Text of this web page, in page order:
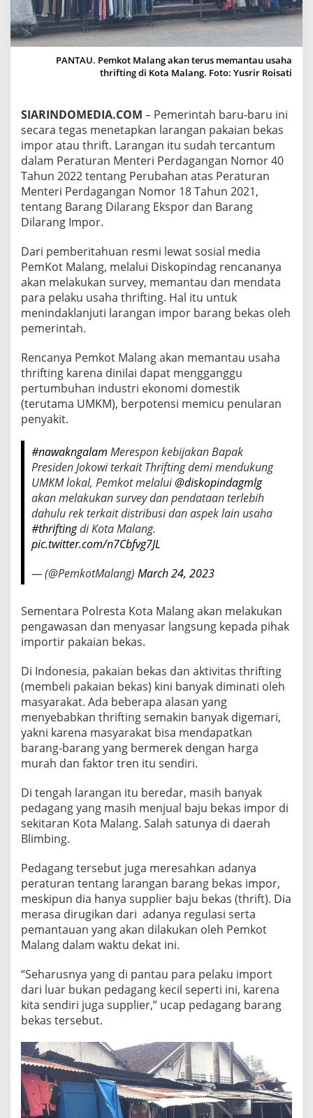
T
A
U
,
B
E
I
R
E
A
S
I
P
A
K
U
U
S
A
H
H
R
I
F
T
G
D
I
K
O
T
A
A
A
PANTAU. Pemkot Malang akan terus memantau usaha
thrifting di Kota Malang. Foto: Yusrir Roisati
SIARINDOMEDIA.COM – Pemerintah baru-baru ini
secara tegas menetapkan larangan pakaian bekas
impor atau thrift. Larangan itu sudah tercantum
dalam Peraturan Menteri Perdagangan Nomor 40
Tahun 2022 tentang Perubahan atas Peraturan
Menteri Perdagangan Nomor 18 Tahun 2021,
tentang Barang Dilarang Ekspor dan Barang
Dilarang Impor.
Dari pemberitahuan resmi lewat sosial media
PemKot Malang, melalui Diskopindag rencananya
akan melakukan survey, memantau dan mendata
para pelaku usaha thrifting. Hal itu untuk
menindaklanjuti larangan impor barang bekas oleh
pemerintah.
Rencanya Pemkot Malang akan memantau usaha
thrifting karena dinilai dapat mengganggu
pertumbuhan industri ekonomi domestik
(terutama UMKM), berpotensi memicu penularan
penyakit.
#nawakngalam Merespon kebijakan Bapak
Presiden Jokowi terkait Thrifting demi mendukung
UMKM lokal, Pemkot melalui@diskopindagmlg
akan melakukan survey dan pendataan terlebih
dahulu rek terkait distribusi dan aspek lain usaha
#thriftingdi Kota Malang.
pic.twitter.com/n7Cbfvg7JL
— (@PemkotMalang) March 24, 2023
Sementara Polresta Kota Malang akan melakukan
pengawasan dan menyasar langsung kepada pihak
importir pakaian bekas.
Di Indonesia, pakaian bekas dan aktivitas thrifting
(membeli pakaian bekas) kini banyak diminati oleh
masyarakat. Ada beberapa alasan yang
menyebabkan thrifting semakin banyak digemari,
yakni karena masyarakat bisa mendapatkan
barang-barang yang bermerek dengan harga
murah dan faktor tren itu sendiri.
Di tengah larangan itu beredar, masih banyak
pedagang yang masih menjual baju bekas impor di
sekitaran Kota Malang. Salah satunya di daerah
Blimbing.
Pedagang tersebut juga meresahkan adanya
peraturan tentang larangan barang bekas impor,
meskipun dia hanya supplier baju bekas (thrift). Dia
merasa dirugikan dari adanya regulasi serta
pemantauan yang akan dilakukan oleh Pemkot
Malang dalam waktu dekat ini.
“Seharusnya yang di pantau para pelaku import
dari luar bukan pedagang kecil seperti ini, karena
kita sendiri juga supplier,” ucap pedagang barang
bekas tersebut.